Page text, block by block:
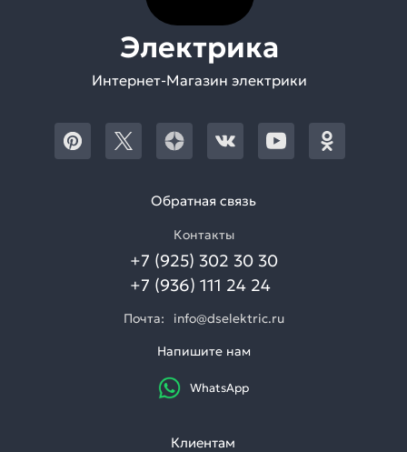
Электрика
Интернет-Магазин электрики
Обратная связь
Контакты
+7 (925) 302 30 30
+7 (936) 111 24 24
Почта:
info@dselektric.ru
Напишите нам
WhatsApp
Клиентам